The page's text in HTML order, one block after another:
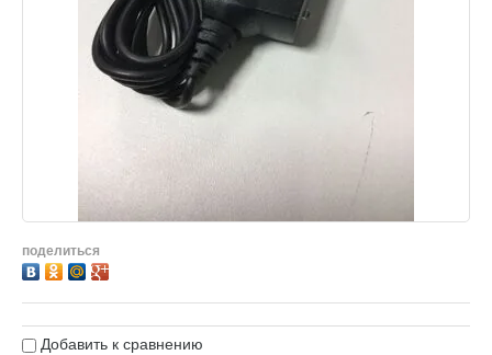
поделиться
Добавить к сравнению